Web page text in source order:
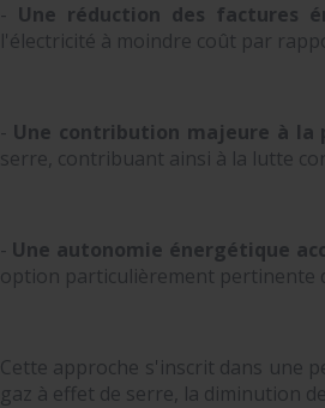
- Une réduction des factures
l'électricité à moindre coût par
- Une contribution majeure à
serre, contribuant ainsi à la lutte
- Une autonomie énergétique
option particulièrement pertinente
Cette approche s'inscrit dans une
gaz à effet de serre, la diminution